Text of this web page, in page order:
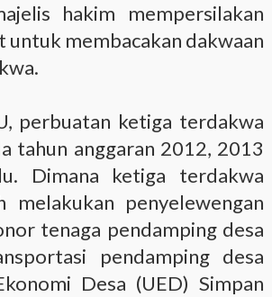
hakim mempersilakan
untuk membacakan dakwaan
perbuatan ketiga terdakwa
tahun anggaran 2012, 2013
Dimana ketiga terdakwa
melakukan penyelewengan
tenaga pendamping desa
pendamping desa
Desa (UED) Simpan